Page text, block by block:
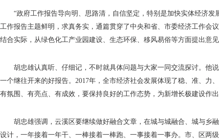
“政府工作报告导向明、思路清，自信坚定，特别是加快实体经济
工作报告主题鲜明，求真务实，通篇贯穿了中央和省、市委经济工作会
结合实际，从绿色化工产业园建设、生态环保、移风易俗等方面提出意
胡忠雄认真听、仔细记，不时就具体问题与大家一同交流探讨。他
一个继往开来的好报告。2017年，全市经济社会发展体现了稳、准、力
有氛围、有亮点、有成效，要保持良好的工作态势，为新增长极建设作
胡忠雄强调，云溪区要继续做好融合文章，在城与城融合、城与乡
设计，一年接着一年干、一棒接着一棒跑、一事接着一事办。市、区两